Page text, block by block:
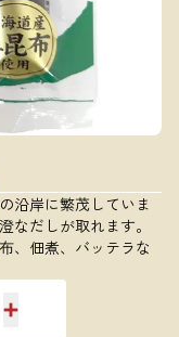
沿岸に繁茂していま
なだしが取れます。
、佃煮、バッテラな